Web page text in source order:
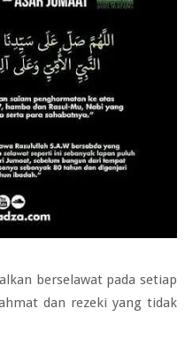
berselawat pada setiap
dan rezeki yang tidak